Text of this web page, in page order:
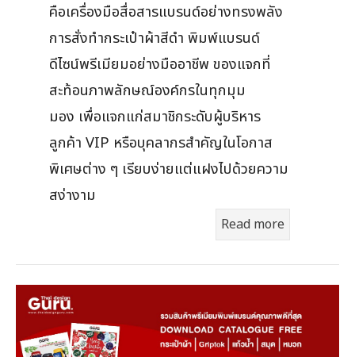
คือเครื่องมือสื่อสารแบรนด์อย่างทรงพลัง
การสั่งทำกระเป๋าผ้าสีดำ พิมพ์แบรนด์
ดีไซน์พรีเมียมอย่างมืออาชีพ ของแจกที่
สะท้อนภาพลักษณ์องค์กรในทุกมุม
มอง เพื่อแจกแก่สมาชิกระดับผู้บริหาร
ลูกค้า VIP หรือบุคลากรสำคัญในโอกาส
พิเศษต่าง ๆ เรียบง่ายแต่แฝงไปด้วยความ
สง่างาม
Read more